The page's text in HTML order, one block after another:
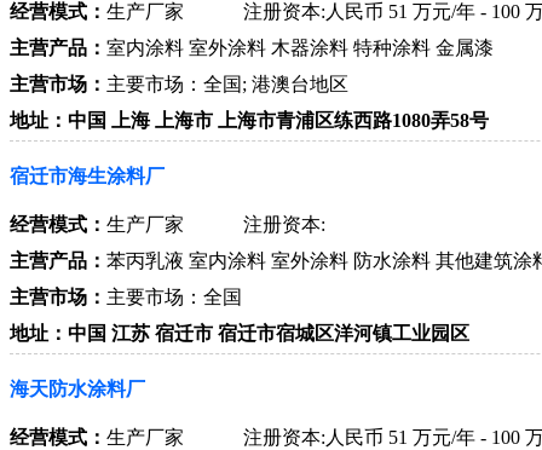
经营模式： 生产厂家
注册资本:人民币 51 万元/年 - 100
主营产品： 室内涂料 室外涂料 木器涂料 特种涂料 金属漆
主营市场： 主要市场：全国; 港澳台地区
地址：中国 上海 上海市 上海市青浦区练西路1080弄58号
宿迁市海生涂料厂
经营模式： 生产厂家
注册资本:
主营产品： 苯丙乳液 室内涂料 室外涂料 防水涂料 其他建筑涂
主营市场： 主要市场：全国
地址：中国 江苏 宿迁市 宿迁市宿城区洋河镇工业园区
海天防水涂料厂
经营模式： 生产厂家
注册资本:人民币 51 万元/年 - 100